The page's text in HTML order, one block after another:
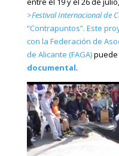
>Festival Internacional de
“Contrapuntos”. Este
con la Federación de
de Alicante (FAGA)puede
documental.